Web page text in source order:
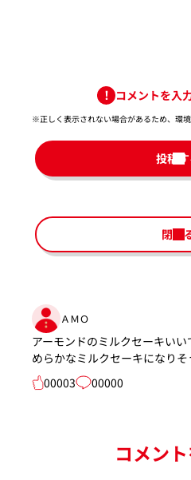
コメントを入
※正しく表示されない場合があるため、環
投稿
閉じ
ＡＭＯ
アーモンドのミルクセーキい
めらかなミルクセーキになりそ
00003
00000
コメン